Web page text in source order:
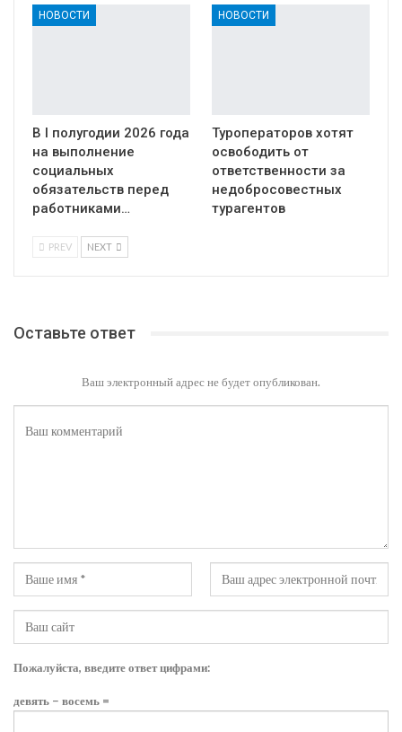
НОВОСТИ
В I полугодии 2026 года
на выполнение
социальных
обязательств перед
работниками…
НОВОСТИ
Туроператоров хотят
освободить от
ответственности за
недобросовестных
турагентов
PREV NEXT
Оставьте ответ
Ваш электронный адрес не будет опубликован.
Пожалуйста, введите ответ цифрами:
девять − восемь =